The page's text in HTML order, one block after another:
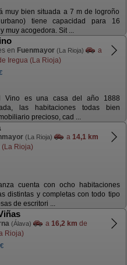
muy bien situada a 7 m de logroño
tiene capacidad para 16
muy acogedora. Sit ...
en Fuenmayor (La Rioja)
a
Iregua (La Rioja)
Vino es una casa del año 1888
las habitaciones todas bien
precioso, cad ...
(La Rioja) a 14,1 km
Rioja)
cuenta con ocho habitaciones
distintas y completas con todo tipo
de escritori ...
(Álava) a 16,2 km de
Rioja)